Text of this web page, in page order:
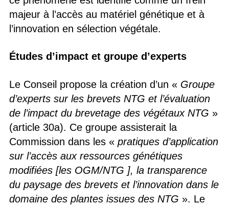
majeur à l’accès au matériel génétique et à
l’innovation en sélection végétale.
Études d’impact et groupe d’experts
Le Conseil propose la création d’un « Groupe
d’experts sur les brevets NTG et l’évaluation
de l’impact du brevetage des végétaux NTG »
(article 30a). Ce groupe assisterait la
Commission dans les « pratiques d’application
sur l’accès aux ressources génétiques
modifiées [les OGM/NTG ], la transparence
du paysage des brevets et l’innovation dans le
domaine des plantes issues des NTG ». Le